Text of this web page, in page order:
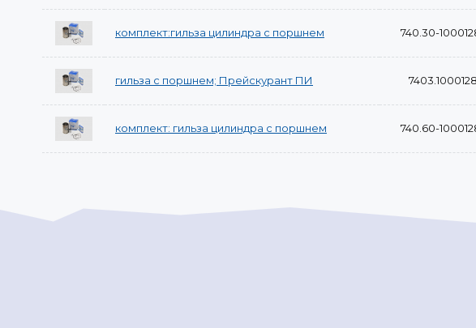
комплект:гильза цилиндра с поршнем 740.30-
гильза с поршнем; Прейскурант ПИ
комплект: гильза цилиндра с поршнем 740.60-